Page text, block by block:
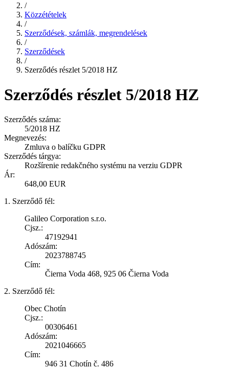
/
Közzétételek
/
Szerződések, számlák, megrendelések
/
Szerződések
/
Szerződés részlet 5/2018 HZ
Szerződés részlet 5/2018 HZ
Szerződés száma:
5/2018 HZ
Megnevezés:
Zmluva o balíčku GDPR
Szerződés tárgya:
Rozšírenie redakčného systému na verziu GDPR
Ár:
648,00 EUR
1. Szerződő fél:
Galileo Corporation s.r.o.
Cjsz.:
47192941
Adószám:
2023788745
Cím:
Čierna Voda 468, 925 06 Čierna Voda
2. Szerződő fél:
Obec Chotín
Cjsz.:
00306461
Adószám:
2021046665
Cím:
946 31 Chotín č. 486